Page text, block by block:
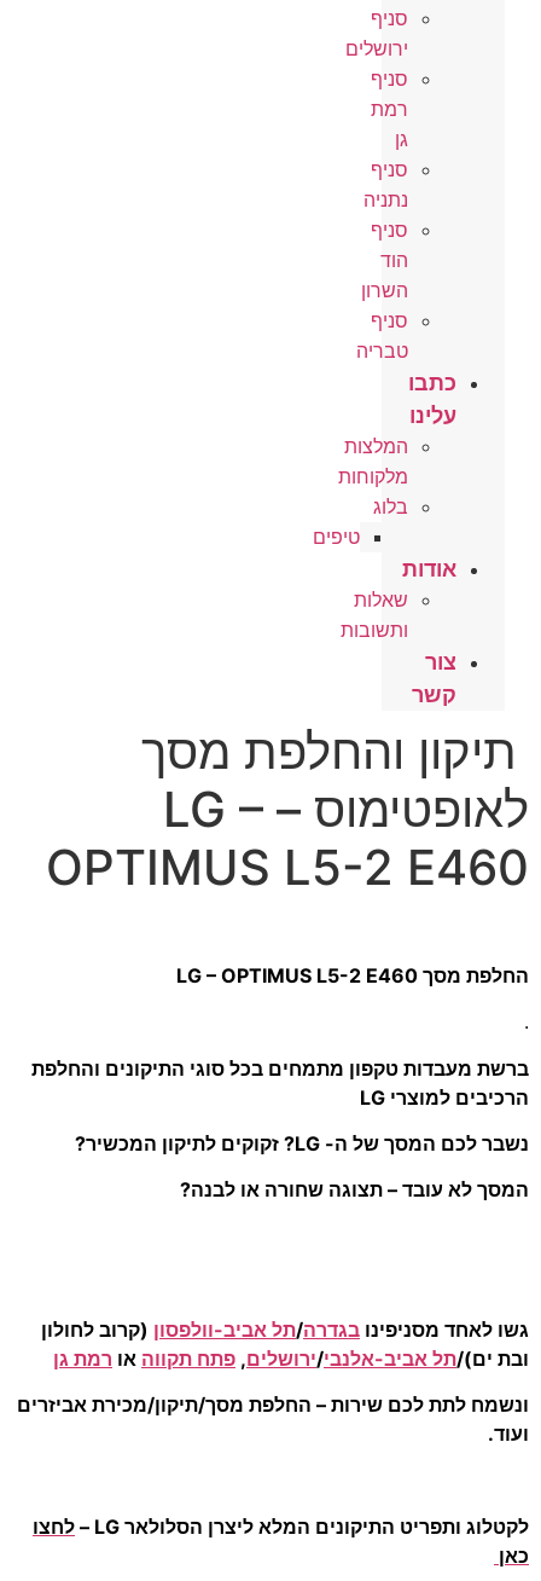
סניף
ירושלים
סניף
רמת
גן
סניף
נתניה
סניף
הוד
השרון
סניף
טבריה
כתבו
עלינו
המלצות
מלקוחות
בלוג
טיפים
אודות
שאלות
ותשובות
צור
קשר
תיקון והחלפת מסך
לאופטימוס – LG –
OPTIMUS L5-2 E460
החלפת מסך LG – OPTIMUS L5-2 E460
.
ברשת מעבדות טקפון מתמחים בכל סוגי התיקונים והחלפת
הרכיבים למוצרי LG
נשבר לכם המסך של ה- LG? זקוקים לתיקון המכשיר?
המסך לא עובד – תצוגה שחורה או לבנה?
גשו לאחד מסניפינו בגדרה/תל אביב-וולפסון (קרוב לחולון
ובת ים)/תל אביב-אלנבי/ירושלים, פתח תקווה או רמת גן
ונשמח לתת לכם שירות – החלפת מסך/תיקון/מכירת אביזרים
ועוד.
לקטלוג ותפריט התיקונים המלא ליצרן הסלולאר LG –
לחצו
כאן